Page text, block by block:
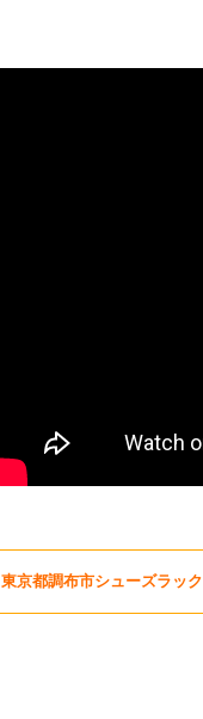
東京都調布市シューズラッ